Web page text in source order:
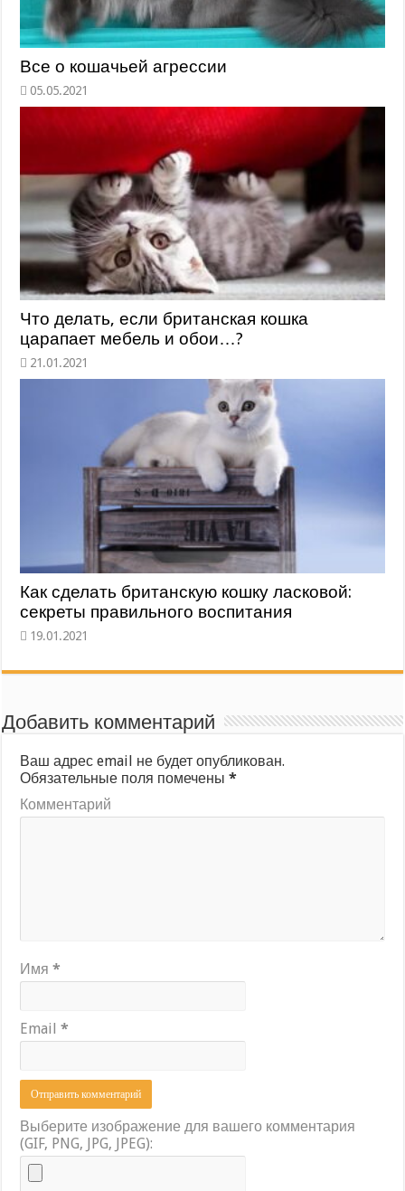
Все о кошачьей агрессии
Что делать, если британская кошка
царапает мебель и обои…?
Как сделать британскую кошку ласковой:
секреты правильного воспитания
Добавить комментарий
Ваш адрес email не будет опубликован.
Обязательные поля помечены*
Комментарий
Имя*
Email*
Выберите изображение для вашего комментария
(GIF, PNG, JPG, JPEG):